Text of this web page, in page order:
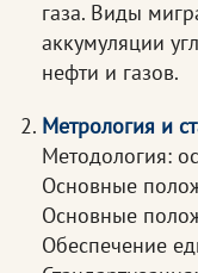
газа. Виды
аккумуляции
нефти и газов.
Метрология и
Методология:
Основные
Основные
Обеспечение